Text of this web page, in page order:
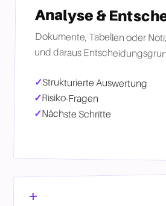
Analyse &
Dokumente, Tabellen oder
und daraus
Strukturierte Auswertung
Risiko-Fragen
Nächste Schritte